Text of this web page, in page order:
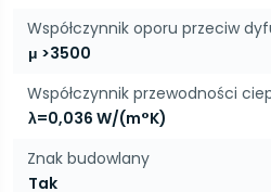
Współczynnik oporu przeciw
μ >3500
Współczynnik przewodności
λ=0,036 W/(m°K)
Znak budowlany
Tak